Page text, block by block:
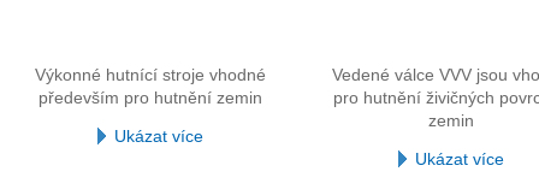
Výkonné hutnící stroje vhodné
především pro hutnění zemin
Ukázat více
Vedené válce VVV jsou
pro hutnění živičných
zemin
Ukázat více